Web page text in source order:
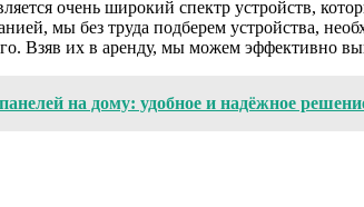
очень широкий спектр устройств,
мы без труда подберем устройства,
Взяв их в аренду, мы можем эффективно
на дому: удобное и надёжное